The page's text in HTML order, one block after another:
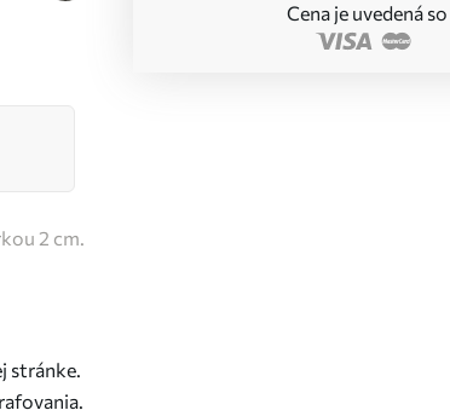
Cena je uvedená so
2 cm.
stránke.